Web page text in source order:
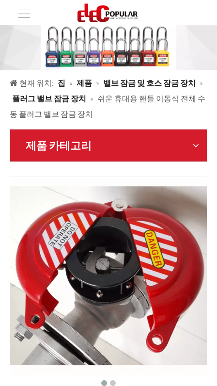
현재 위치: 집 » 제품 » 밸브 잠금 및 호스 잠금 장치 »
플러그 밸브 잠금 장치 » 쉬운 휴대용 핸들 이동식 전체 수
동 플러그 밸브 잠금 장치
제품 카테고리